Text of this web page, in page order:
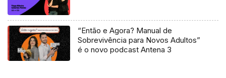
“Então e Agora? Manual de
Sobrevivência para Novos Adultos”
é o novo podcast Antena 3